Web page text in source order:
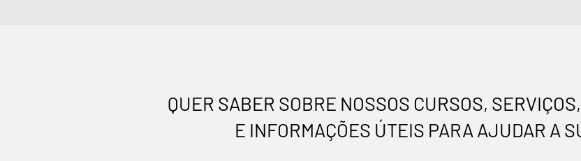
QUER SABER SOBRE NOSSOS CURSOS,
E INFORMAÇÕES ÚTEIS PARA AJUDAR A